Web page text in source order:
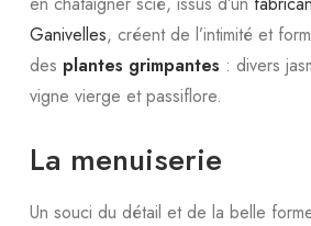
Ganivelles, créent de l’intimité et
des plantes grimpantes : divers
vigne vierge et passiflore.
La menuiserie
Un souci du détail et de la belle